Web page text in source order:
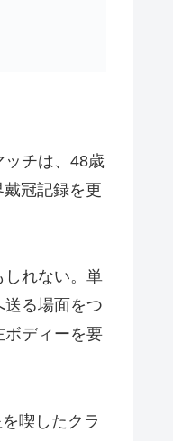
チは、48歳
冠記録を更
れない。単
る場面をつ
ボディーを要
喫したクラ